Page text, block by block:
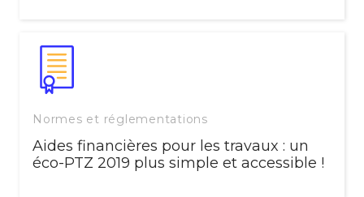
Normes et réglementations
Aides financières pour les travaux : un
éco-PTZ 2019 plus simple et accessible !